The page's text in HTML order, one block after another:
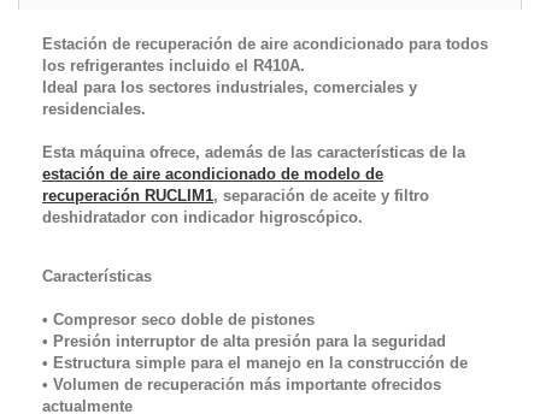
Estación de recuperación de aire acondicionado para todos
los refrigerantes incluido el R410A.
Ideal para los sectores industriales, comerciales y
residenciales.
Esta máquina ofrece, además de las características de la
estación de aire acondicionado de modelo de
recuperación RUCLIM1, separación de aceite y filtro
deshidratador con indicador higroscópico.
Características
• Compresor seco doble de pistones
• Presión interruptor de alta presión para la seguridad
• Estructura simple para el manejo en la construcción de
• Volumen de recuperación más importante ofrecidos
actualmente